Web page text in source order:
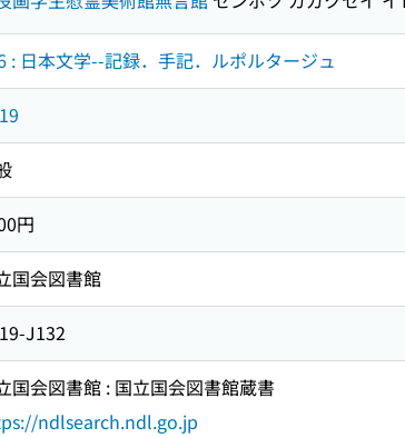
: 日本文学--記録．手記．ルポルタージュ
円
国会図書館
J132
国会図書館 : 国立国会図書館蔵書
ndlsearch.ndl.go.jp